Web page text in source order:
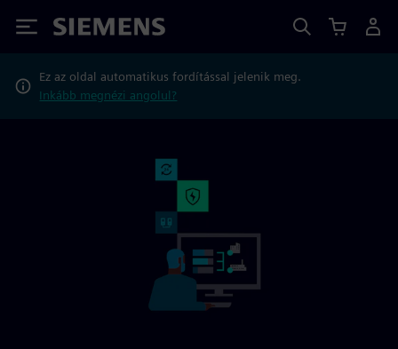
Siemens
Ez az oldal automatikus fordítással jelenik meg.
Inkább megnézi angolul?